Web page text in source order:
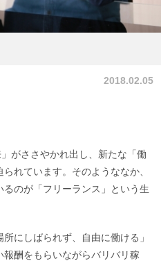
2018.02.05
がささやかれ出し、新たな「働
れています。そのようななか、
のが「フリーランス」という生
にしばられず、自由に働ける」
報酬をもらいながらバリバリ稼